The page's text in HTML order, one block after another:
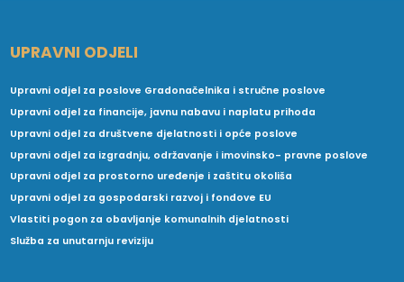
UPRAVNI ODJELI
Upravni odjel za poslove Gradonačelnika i stručne poslove
Upravni odjel za financije, javnu nabavu i naplatu prihoda
Upravni odjel za društvene djelatnosti i opće poslove
Upravni odjel za izgradnju, održavanje i imovinsko- pravne poslove
Upravni odjel za prostorno uređenje i zaštitu okoliša
Upravni odjel za gospodarski razvoj i fondove EU
Vlastiti pogon za obavljanje komunalnih djelatnosti
Služba za unutarnju reviziju